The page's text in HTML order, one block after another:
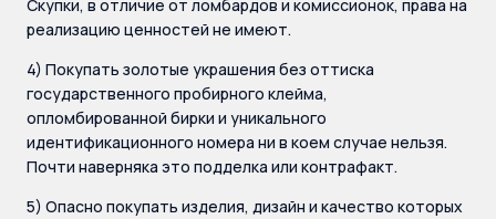
Скупки, в отличие от ломбардов и комиссионок, права на
реализацию ценностей не имеют.
4) Покупать золотые украшения без оттиска
государственного пробирного клейма,
опломбированной бирки и уникального
идентификационного номера ни в коем случае нельзя.
Почти наверняка это подделка или контрафакт.
5) Опасно покупать изделия, дизайн и качество которых